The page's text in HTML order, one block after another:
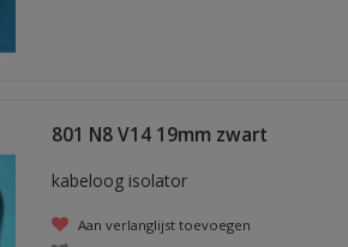
801 N8 V14 19mm zwart
kabeloog isolator
Aan verlanglijst toevoegen